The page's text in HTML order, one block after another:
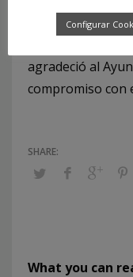
puntos de la
agradeció al
compromiso con
What you can
Configurar